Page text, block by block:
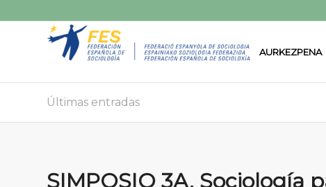
AURKEZPENA
Últimas entradas
SIMPOSIO 3A. Sociología